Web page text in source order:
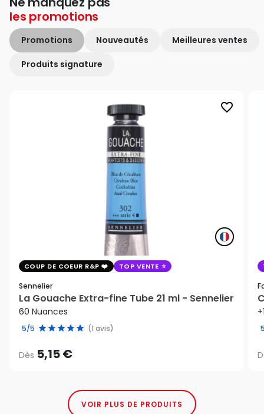
les promotions
Promotions Nouveautés Meilleures ventes
Produits signature
favorite_border
COUP DE COEUR R&P TOP VENTE
Sennelier
La Gouache Extra-fine Tube 21 ml - Sennelier
60 Nuances
5/5 (1 avis)
Dès 5,15 €
VOIR PLUS DE PRODUITS